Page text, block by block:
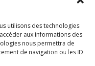
utilisons des technologies
aux informations des
nous permettra de
de navigation ou les ID